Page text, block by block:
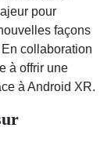
pour
façons
collaboration
à offrir une
à Android XR.